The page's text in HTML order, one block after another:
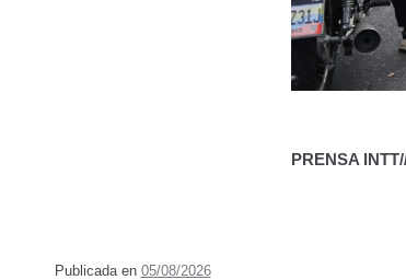
PRENSA
Publicada en 05/08/2026